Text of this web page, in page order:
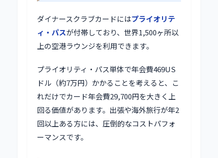
ダイナースクラブカードにはプライオリテ
ィ・パスが付帯しており、世界1,500ヶ所以
上の空港ラウンジを利用できます。
プライオリティ・パス単体で年会費469US
ドル（約7万円）かかることを考えると、こ
れだけでカード年会費29,700円を大きく上
回る価値があります。出張や海外旅行が年2
回以上ある方には、圧倒的なコストパフォ
ーマンスです。